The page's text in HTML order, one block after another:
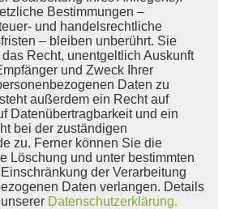
Bestimmungen –
und handelsrechtliche
– bleiben unberührt. Sie
Recht, unentgeltlich Auskunft
und Zweck Ihrer
Daten zu
außerdem ein Recht auf
Datenübertragbarkeit und ein
bei der zuständigen
zu. Ferner können Sie die
Löschung und unter bestimmten
der Verarbeitung
Daten verlangen. Details
Datenschutzerklärung.